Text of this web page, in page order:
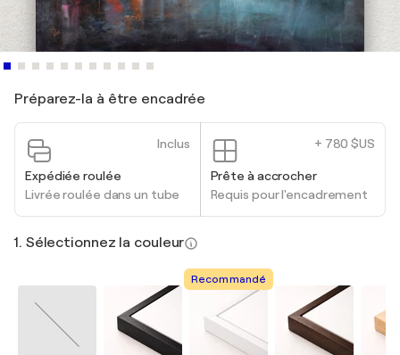
Préparez-la à être encadrée
Inclus
Expédiée roulée
Livrée roulée dans un tube
+ 780 $US
Prête à accrocher
Requis pour l'encadrement
1. Sélectionnez la couleur
Recommandé